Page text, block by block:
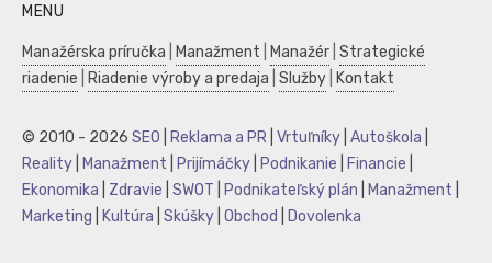
MENU
Manažérska príručka Manažment Manažér Strategické
riadenie
Riadenie výroby a predaja Služby Kontakt
© 2010 - 2026 SEO Reklama a PR Vrtuľníky Autoškola
Reality
Manažment Prijímáčky Podnikanie Financie
Ekonomika
Zdravie SWOT Podnikateľský plán Manažment
Marketing
Kultúra Skúšky Obchod Dovolenka